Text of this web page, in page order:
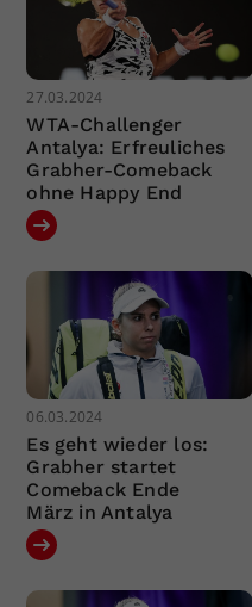
27.03.2024
WTA-Challenger
Antalya: Erfreuliches
Grabher-Comeback
ohne Happy End
06.03.2024
Es geht wieder los:
Grabher startet
Comeback Ende
März in Antalya